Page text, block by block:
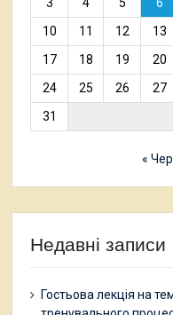
3
4 5 6
10
11 12 13
17
18 19 20
24
25 26 27
31
« Чер
Недавні записи
Гостьова лекція на